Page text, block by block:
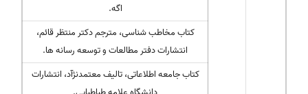
اگه.
کتاب مخاطب شناسی، مترجم دکتر منتظر قائم،
انتشارات دفتر مطالعات و توسعه رسانه ها.
کتاب جامعه اطلاعاتی، تالیف معتمدنژآد، انتشارات